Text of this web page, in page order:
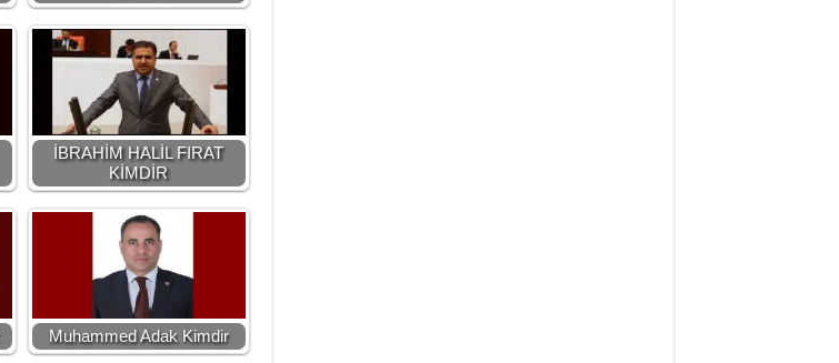
İBRAHİM HALİL FIRAT
KİMDİR
Muhammed Adak Kimdir